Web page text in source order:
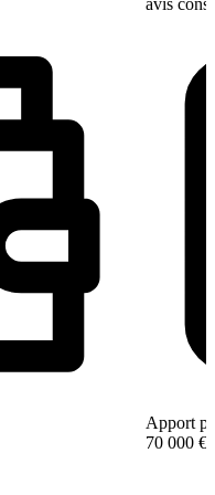
avis
Apport
70 000 €